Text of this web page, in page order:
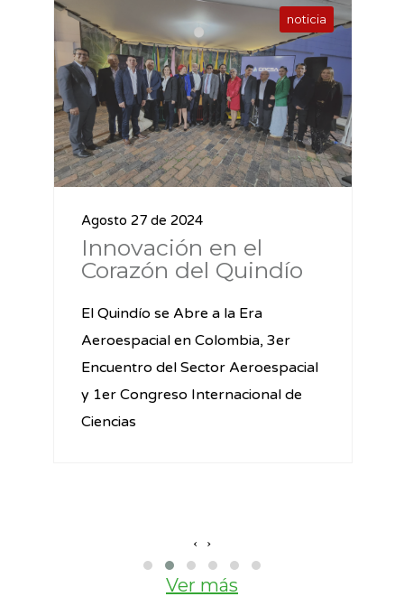
noticia
Agosto 27 de 2024
Innovación en el
Corazón del Quindío
El Quindío se Abre a la Era
Aeroespacial en Colombia, 3er
Encuentro del Sector Aeroespacial
y 1er Congreso Internacional de
Ciencias
‹ ›
Ver más